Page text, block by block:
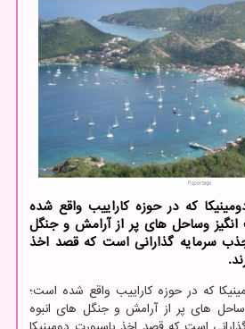
كه در حوزه كاراییب واقع شده
وساحل های پر از آرامش و جنگل
جذب سرمایه گذارانی است كه قصد اخذ
که در حوزه کاراییب واقع شده است؛
های پر از آرامش و جنگل های انبوه